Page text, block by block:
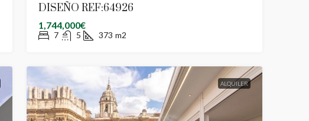
DISEÑO REF:64926
1,744,000€
7 5 373 m2
ALQUILER